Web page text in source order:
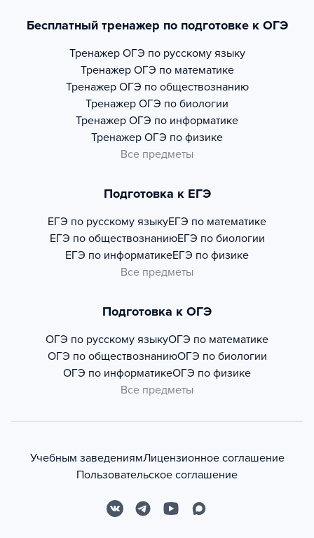
Бесплатный тренажер по подготовке к ОГЭ
Тренажер ОГЭ по русскому языку
Тренажер ОГЭ по математике
Тренажер ОГЭ по обществознанию
Тренажер ОГЭ по биологии
Тренажер ОГЭ по информатике
Тренажер ОГЭ по физике
Все предметы
Подготовка к ЕГЭ
ЕГЭ по русскому языкуЕГЭ по математике
ЕГЭ по обществознаниюЕГЭ по биологии
ЕГЭ по информатикеЕГЭ по физике
Все предметы
Подготовка к ОГЭ
ОГЭ по русскому языкуОГЭ по математике
ОГЭ по обществознаниюОГЭ по биологии
ОГЭ по информатикеОГЭ по физике
Все предметы
Учебным заведениямЛицензионное соглашение
Пользовательское соглашение